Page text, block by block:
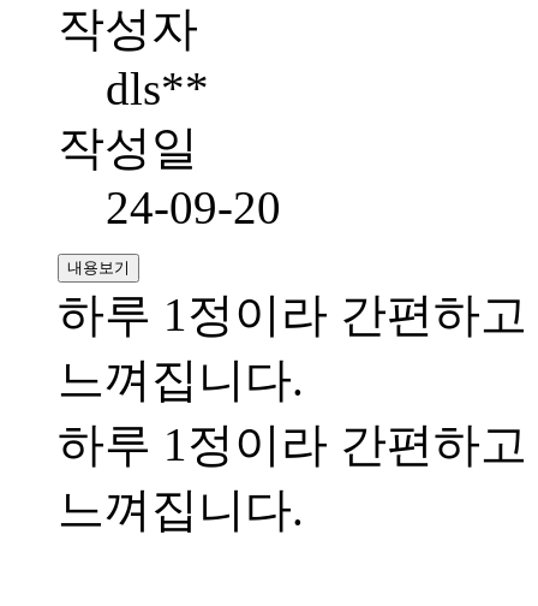
작성자
dls**
작성일
24-09-20
내용보기
하루 1정이라 간편하
느껴집니다.
하루 1정이라 간편하
느껴집니다.